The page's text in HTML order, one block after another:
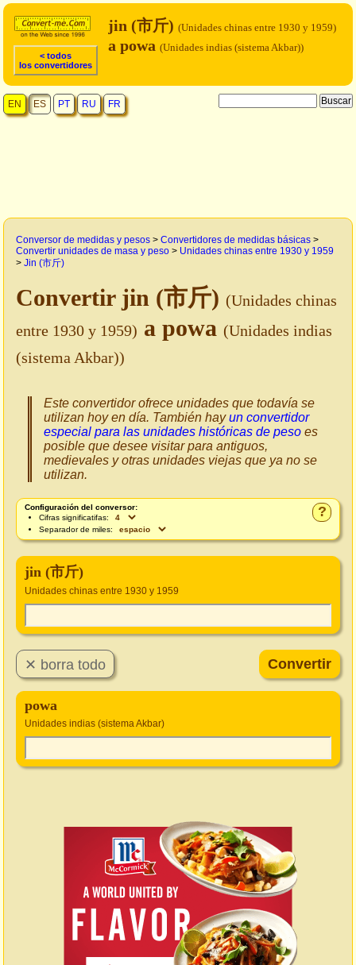
< todos
los convertidores
jin (市斤) (Unidades chinas entre 1930 y 1959)
a powa (Unidades indias (sistema Akbar))
EN ES PT RU FR
Conversor de medidas y pesos > Convertidores de medidas básicas >
Convertir unidades de masa y peso > Unidades chinas entre 1930 y 1959
> Jin (市斤)
Convertir jin (市斤) (Unidades chinas
entre 1930 y 1959) a powa (Unidades indias
(sistema Akbar))
Este convertidor ofrece unidades que todavía se
utilizan hoy en día. También hayun convertidor
especial para las unidades históricas de peso es
posible que desee visitar para antiguos,
medievales y otras unidades viejas que ya no se
utilizan.
?
Configuración del conversor:
Cifras significatifas:
Separador de miles:
jin (市斤)
Unidades chinas entre 1930 y 1959
powa
Unidades indias (sistema Akbar)